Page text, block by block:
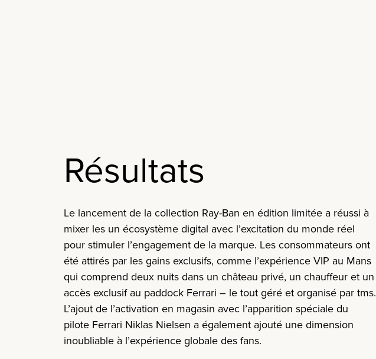
Résultats
Le lancement de la collection Ray-Ban en édition limitée a réussi à
mixer les un écosystème digital avec l’excitation du monde réel
pour stimuler l’engagement de la marque. Les consommateurs ont
été attirés par les gains exclusifs, comme l’expérience VIP au Mans
qui comprend deux nuits dans un château privé, un chauffeur et un
accès exclusif au paddock Ferrari – le tout géré et organisé par tms.
L’ajout de l’activation en magasin avec l’apparition spéciale du
pilote Ferrari Niklas Nielsen a également ajouté une dimension
inoubliable à l’expérience globale des fans.